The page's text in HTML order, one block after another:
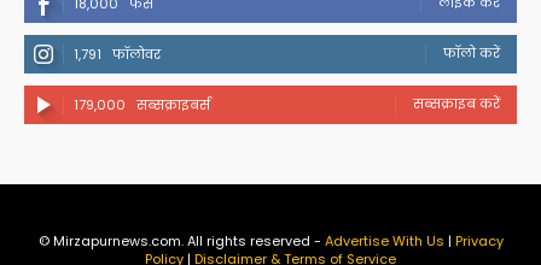
18,000 फैंस
1,791 फॉलोवर फॉलो करें
179,000 सब्सक्राइबर्स सब्सक्राइब करें
© Mirzapurnews.com. All rights reserved - Advertise With Us | Privacy
Policy| Disclaimer & Terms of Service